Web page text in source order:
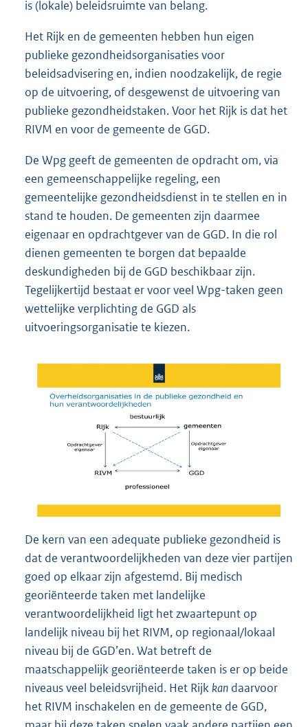
is (lokale) beleidsruimte van belang.
Het Rijk en de gemeenten hebben hun eigen
publieke gezondheidsorganisaties voor
beleidsadvisering en, indien noodzakelijk, de regie
op de uitvoering, of desgewenst de uitvoering van
publieke gezondheidstaken. Voor het Rijk is dat het
RIVM en voor de gemeente de GGD.
De Wpg geeft de gemeenten de opdracht om, via
een gemeenschappelijke regeling, een
gemeentelijke gezondheidsdienst in te stellen en in
stand te houden. De gemeenten zijn daarmee
eigenaar en opdrachtgever van de GGD. In die rol
dienen gemeenten te borgen dat bepaalde
deskundigheden bij de GGD beschikbaar zijn.
Tegelijkertijd bestaat er voor veel Wpg-taken geen
wettelijke verplichting de GGD als
uitvoeringsorganisatie te kiezen.
De kern van een adequate publieke gezondheid is
dat de verantwoordelijkheden van deze vier partijen
goed op elkaar zijn afgestemd. Bij medisch
georiënteerde taken met landelijke
verantwoordelijkheid ligt het zwaartepunt op
landelijk niveau bij het RIVM, op regionaal/lokaal
niveau bij de GGD’en. Wat betreft de
maatschappelijk georiënteerde taken is er op beide
niveaus veel beleidsvrijheid. Het Rijk kan daarvoor
het RIVM inschakelen en de gemeente de GGD,